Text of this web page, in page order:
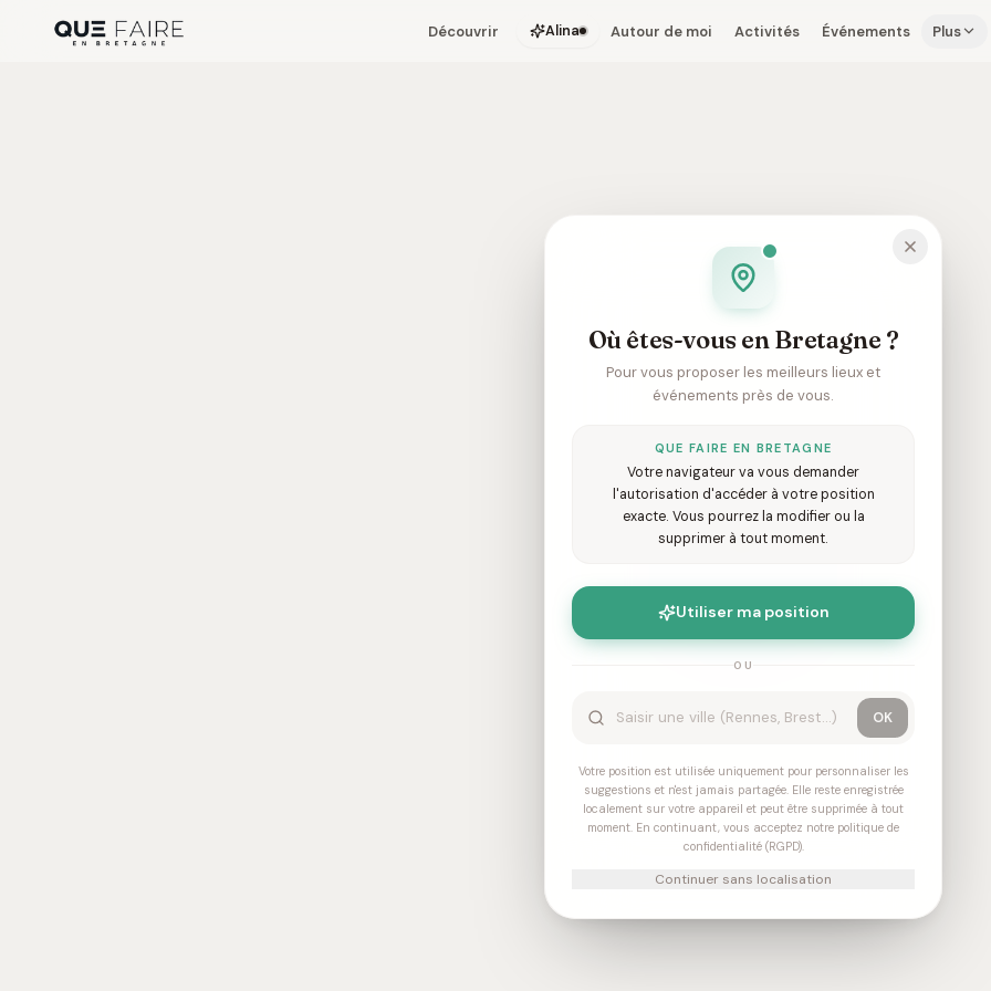
Découvrir Alina Autour de moi Activités Événements Plus
404
Return to Home
Où êtes-vous en Bretagne ?
Pour vous proposer les meilleurs lieux et
événements près de vous.
QUE FAIRE EN BRETAGNE
Votre navigateur va vous demander
l'autorisation d'accéder à votre position
exacte. Vous pourrez la modifier ou la
supprimer à tout moment.
Utiliser ma position
OU
OK
Votre position est utilisée uniquement pour personnaliser les
suggestions et n'est jamais partagée. Elle reste enregistrée
localement sur votre appareil et peut être supprimée à tout
moment. En continuant, vous acceptez notre politique de
confidentialité (RGPD).
Continuer sans localisation